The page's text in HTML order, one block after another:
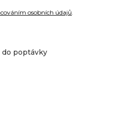
osobních údajů.
do poptávky